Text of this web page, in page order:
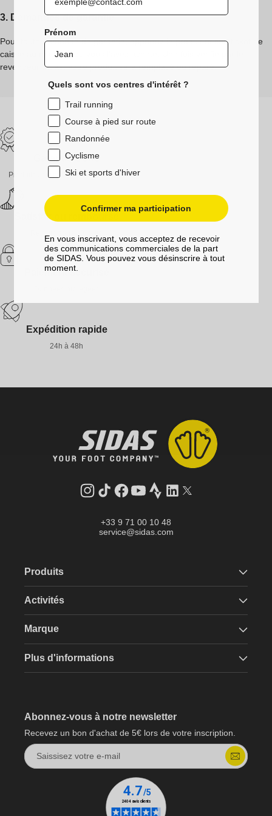
3. Demandes de garantie
Pour toute demande de garantie, apportez le produit et son ticket de
caisse au magasin où vous l'avez acheté. Une fois vérifié par le
revendeur Sidas, votre produit sera remplacé ou réparé.
Garantie 2 ans
Produits garantis contre les défauts
Satisfait ou remboursé
Paiement sécurisé
Expédition rapide
24h à 48h
Instagram
Tik
Facebook
YouTube
StravaLinkedInTwitter
+33 9 71 00 10 48
service@sidas.com
Produits
Activités
Marque
Plus d'informations
Abonnez-vous à notre newsletter
Recevez un bon d'achat de 5€ lors de votre inscription.
Saissisez votre e-mail
Prénom
Quels sont vos centres d'intérêt ?
Trail running
Course à pied sur route
Randonnée
Cyclisme
Ski et sports d'hiver
Confirmer ma participation
En vous inscrivant, vous acceptez de recevoir
des communications commerciales de la part
de SIDAS. Vous pouvez vous désinscrire à tout
moment.